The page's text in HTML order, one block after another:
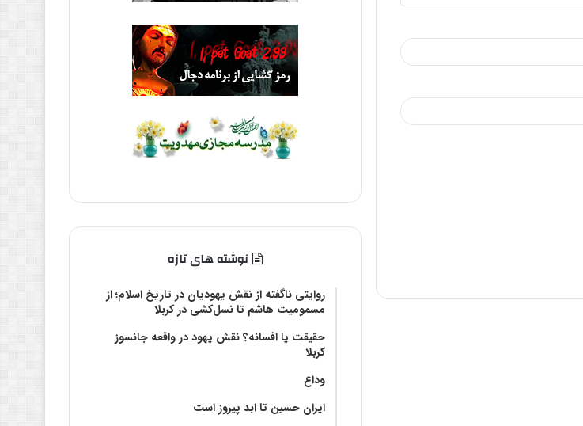
نوشته های تازه
روایتی ناگفته از نقش یهودیان در تاریخ اسلام؛ از
مسمومیت هاشم تا نسل‌کشی در کربلا
حقیقت یا افسانه؟‌ نقش یهود در واقعه جانسوز
کربلا
وداع
ایران حسین تا ابد پیروز است